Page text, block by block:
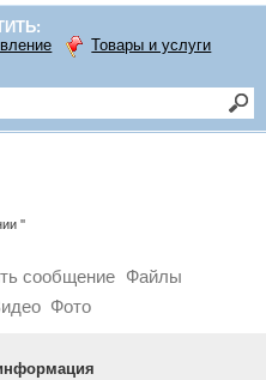
Товары и услуги
''
сообщение Файлы
Фото